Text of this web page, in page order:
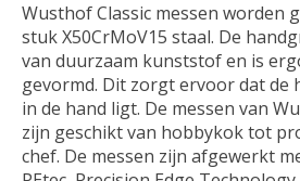
Wusthof Classic messen worden
stuk X50CrMoV15 staal. De
van duurzaam kunststof en is
gevormd. Dit zorgt ervoor dat de
in de hand ligt. De messen van
zijn geschikt van hobbykok tot
chef. De messen zijn afgewerkt